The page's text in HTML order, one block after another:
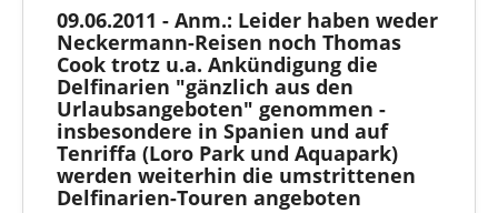
09.06.2011 - Anm.: Leider haben weder
Neckermann-Reisen noch Thomas
Cook trotz u.a. Ankündigung die
Delfinarien "gänzlich aus den
Urlaubsangeboten" genommen -
insbesondere in Spanien und auf
Tenriffa (Loro Park und Aquapark)
werden weiterhin die umstrittenen
Delfinarien-Touren angeboten